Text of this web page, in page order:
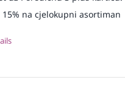
15% na cjelokupni asortiman